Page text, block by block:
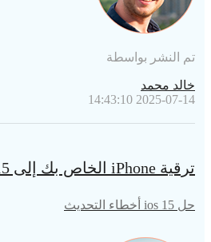
تم النشر بواسطة
خالد محمد
2025-07-14 14:43:10
ترقية iPhone الخاص بك إلى iOS15 والملاحظات
حل ios 15 أخطاء التحديث